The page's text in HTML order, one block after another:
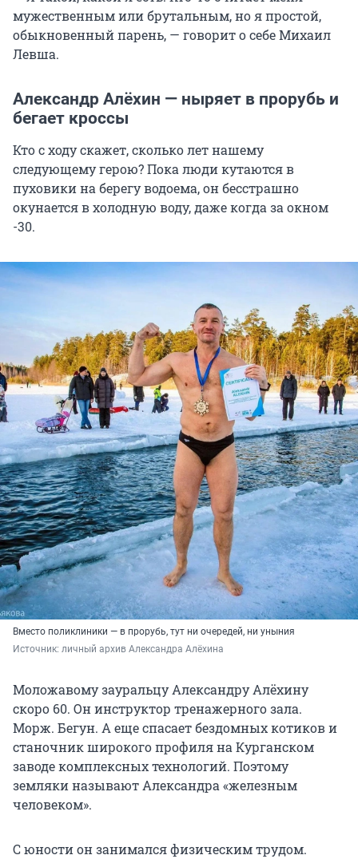
мужественным или брутальным, но я простой,
обыкновенный парень, — говорит о себе Михаил
Левша.
Александр Алёхин — ныряет в прорубь и
бегает кроссы
Кто с ходу скажет, сколько лет нашему
следующему герою? Пока люди кутаются в
пуховики на берегу водоема, он бесстрашно
окунается в холодную воду, даже когда за окном
-30.
Вместо поликлиники — в прорубь, тут ни очередей, ни уныния
Источник: личный архив Александра Алёхина
Моложавому зауральцу Александру Алёхину
скоро 60. Он инструктор тренажерного зала.
Морж. Бегун. А еще спасает бездомных котиков и
станочник широкого профиля на Курганском
заводе комплексных технологий. Поэтому
земляки называют Александра «железным
человеком».
С юности он занимался физическим трудом.